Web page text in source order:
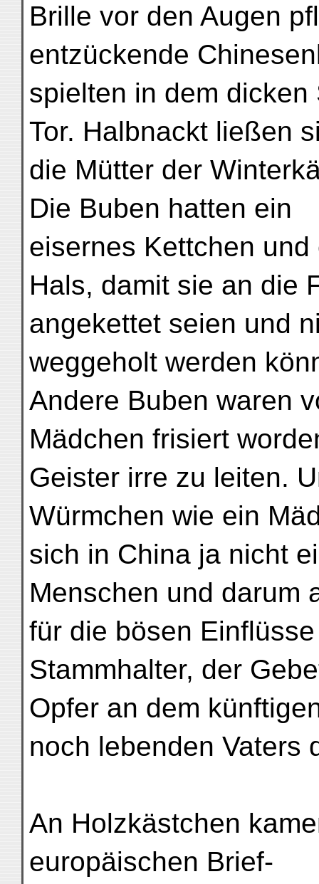
Brille vor den Augen
entzückende
spielten in dem
Tor. Halbnackt ließen
die Mütter der
Die Buben hatten ein
eisernes Kettchen
Hals, damit sie an die
angekettet seien und
weggeholt werden
Andere Buben waren
Mädchen frisiert
Geister irre zu leiten.
Würmchen wie ein
sich in China ja nicht
Menschen und darum
für die bösen
Stammhalter, der
Opfer an dem
noch lebenden Vaters
An Holzkästchen
europäischen Brief-